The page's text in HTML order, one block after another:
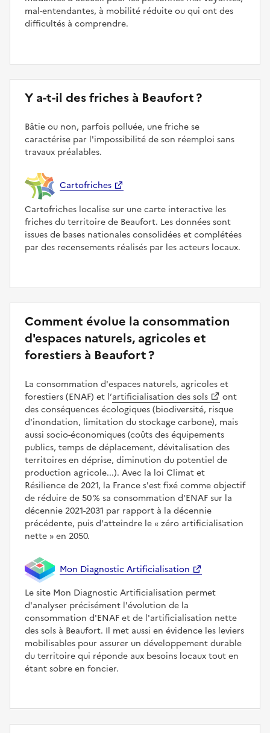
mal-entendantes, à mobilité réduite ou qui ont des
difficultés à comprendre.
Y a-t-il des friches à Beaufort ?
Bâtie ou non, parfois polluée, une friche se
caractérise par l'impossibilité de son réemploi sans
travaux préalables.
Cartofriches
Cartofriches localise sur une carte interactive les
friches du territoire de Beaufort. Les données sont
issues de bases nationales consolidées et complétées
par des recensements réalisés par les acteurs locaux.
Comment évolue la consommation
d'espaces naturels, agricoles et
forestiers à Beaufort ?
La consommation d'espaces naturels, agricoles et
forestiers (ENAF) et l’artificialisation des sols
ont
des conséquences écologiques (biodiversité, risque
d'inondation, limitation du stockage carbone), mais
aussi socio-économiques (coûts des équipements
publics, temps de déplacement, dévitalisation des
territoires en déprise, diminution du potentiel de
production agricole...). Avec la loi Climat et
Résilience de 2021, la France s'est fixé comme objectif
de réduire de 50 % sa consommation d'ENAF sur la
décennie 2021-2031 par rapport à la décennie
précédente, puis d'atteindre le
zéro artificialisation
nette
en 2050.
Mon Diagnostic Artificialisation
Le site Mon Diagnostic Artificialisation permet
d'analyser précisément l'évolution de la
consommation d'ENAF et de l'artificialisation nette
des sols à Beaufort. Il met aussi en évidence les leviers
mobilisables pour assurer un développement durable
du territoire qui réponde aux besoins locaux tout en
étant sobre en foncier.